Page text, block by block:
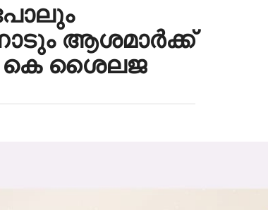
ആശമാർക്ക്
കെ ശൈലജ